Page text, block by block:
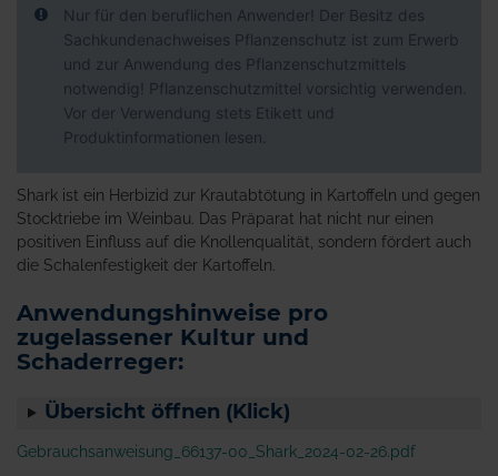
Nur für den beruflichen Anwender! Der Besitz des
Sachkundenachweises Pflanzenschutz ist zum Erwerb
und zur Anwendung des Pflanzenschutzmittels
notwendig! Pflanzenschutzmittel vorsichtig verwenden.
Vor der Verwendung stets Etikett und
Produktinformationen lesen.
Shark ist ein Herbizid zur Krautabtötung in Kartoffeln und gegen
Stocktriebe im Weinbau. Das Präparat hat nicht nur einen
positiven Einfluss auf die Knollenqualität, sondern fördert auch
die Schalenfestigkeit der Kartoffeln.
Anwendungshinweise pro
zugelassener Kultur und
Schaderreger:
Übersicht öffnen (Klick)
Gebrauchsanweisung_66137-00_Shark_2024-02-26.pdf